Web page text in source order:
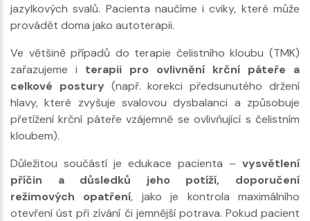
jazylkových svalů. Pacienta naučíme i cviky, které může
provádět doma jako autoterapii.
Ve většině případů do terapie čelistního kloubu (TMK)
zařazujeme i terapii pro ovlivnění krční páteře a
celkové postury (např. korekci předsunutého držení
hlavy, které zvyšuje svalovou dysbalanci a způsobuje
přetížení krční páteře vzájemně se ovlivňující s čelistním
kloubem).
Důležitou součástí je edukace pacienta – vysvětlení
příčin a důsledků jeho potíží, doporučení
režimových opatření, jako je kontrola maximálního
otevření úst při zívání či jemnější potrava. Pokud pacient